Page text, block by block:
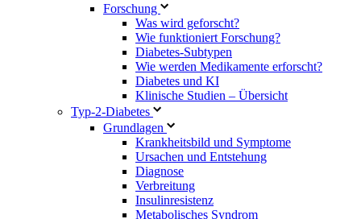
Forschung
Was wird geforscht?
Wie funktioniert Forschung?
Diabetes-Subtypen
Wie werden Medikamente erforscht?
Diabetes und KI
Klinische Studien – Übersicht
Typ-2-Diabetes
Grundlagen
Krankheitsbild und Symptome
Ursachen und Entstehung
Diagnose
Verbreitung
Insulinresistenz
Metabolisches Syndrom